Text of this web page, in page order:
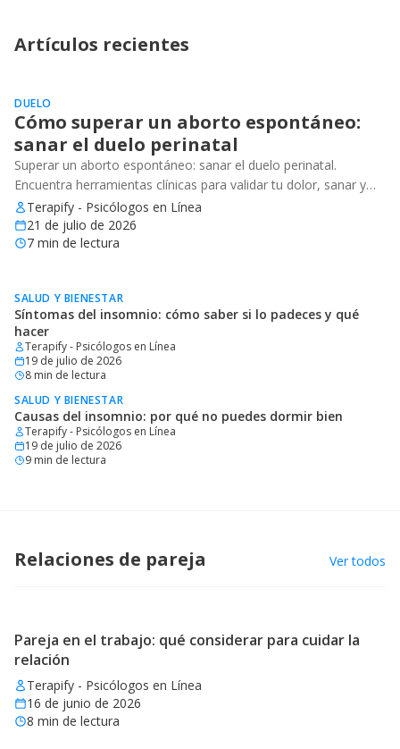
Artículos recientes
DUELO
Cómo superar un aborto espontáneo:
sanar el duelo perinatal
Superar un aborto espontáneo: sanar el duelo perinatal.
Encuentra herramientas clínicas para validar tu dolor, sanar y
recuperar tu bienestar emocional.
Terapify - Psicólogos en Línea
21 de julio de 2026
7 min de lectura
SALUD Y BIENESTAR
Síntomas del insomnio: cómo saber si lo padeces y qué
hacer
Terapify - Psicólogos en Línea
19 de julio de 2026
8 min de lectura
SALUD Y BIENESTAR
Causas del insomnio: por qué no puedes dormir bien
Terapify - Psicólogos en Línea
19 de julio de 2026
9 min de lectura
Relaciones de pareja Ver todos
Pareja en el trabajo: qué considerar para cuidar la
relación
Terapify - Psicólogos en Línea
16 de junio de 2026
8 min de lectura